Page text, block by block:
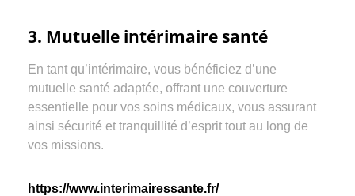
3. Mutuelle intérimaire santé
En tant qu’intérimaire, vous bénéficiez d’une
mutuelle santé adaptée, offrant une couverture
essentielle pour vos soins médicaux, vous assurant
ainsi sécurité et tranquillité d’esprit tout au long de
vos missions.
https://www.interimairessante.fr/